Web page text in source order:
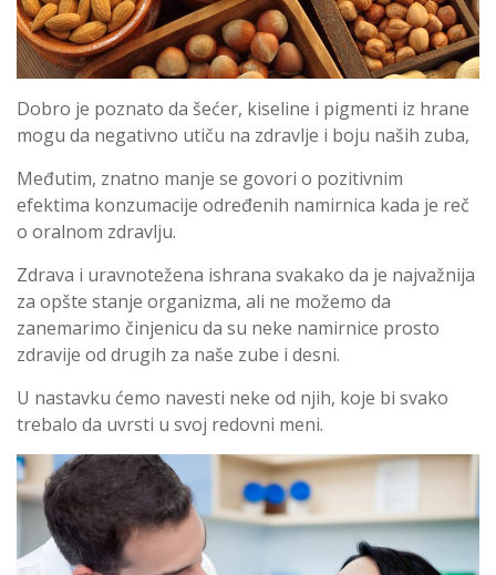
Dobro je poznato da šećer, kiseline i pigmenti iz hrane
mogu da negativno utiču na zdravlje i boju naših zuba,
Međutim, znatno manje se govori o pozitivnim
efektima konzumacije određenih namirnica kada je reč
o oralnom zdravlju.
Zdrava i uravnotežena ishrana svakako da je najvažnija
za opšte stanje organizma, ali ne možemo da
zanemarimo činjenicu da su neke namirnice prosto
zdravije od drugih za naše zube i desni.
U nastavku ćemo navesti neke od njih, koje bi svako
trebalo da uvrsti u svoj redovni meni.